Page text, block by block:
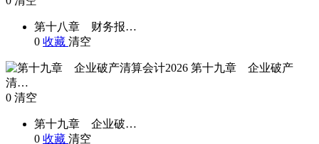
第十八章 财务报…
0 收藏 清空
第十九章 企业破产
清…
0 清空
第十九章 企业破…
0 收藏 清空